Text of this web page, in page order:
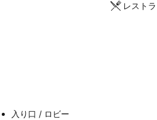
レスト
入り口 / ロビー